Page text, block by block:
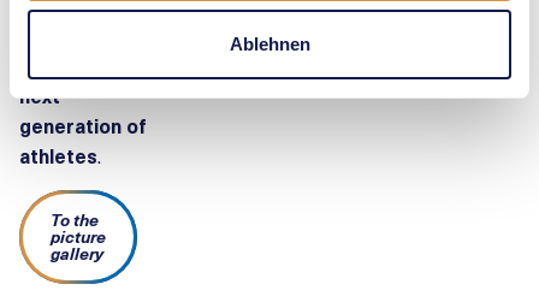
Ablehnen
next
generation of
athletes.
To the
picture
gallery